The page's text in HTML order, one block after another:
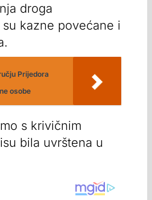
droga
kazne povećane i
Prijedora
osobe
s krivičnim
bila uvrštena u